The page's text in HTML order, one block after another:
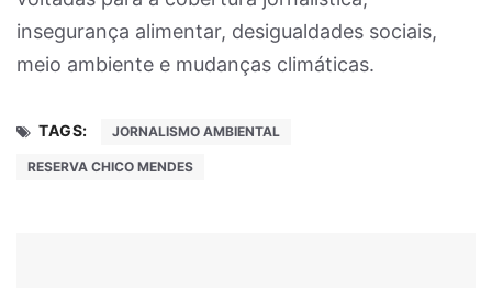
insegurança alimentar, desigualdades sociais,
meio ambiente e mudanças climáticas.
TAGS: JORNALISMO AMBIENTAL
RESERVA CHICO MENDES